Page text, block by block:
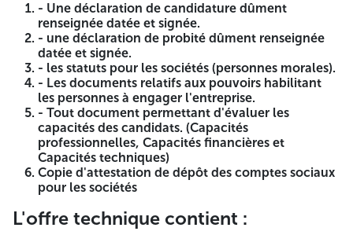
B. P. 78 TIARET 14000. NIF:412020000140056
AVIS D'APPEL D'OFFRE NATIONAL
OUVERT AVEC EXIGENCES DES
CAPACITES MINIMALES
N° :05/UIKT/2026
L'Université Ibn Khaldoun de Tiaret lance un avis d'offre
national ouvert avec exigences des capacités minimales
après l'infructuosité de l'opération: « Acquisition
Tiaret », pour les lots :
- Une déclaration de candidature dûment
renseignée datée et signée.
- une déclaration de probité dûment renseignée
datée et signée.
- les statuts pour les sociétés (personnes morales).
- Les documents relatifs aux pouvoirs habilitant
les personnes à engager l'entreprise.
- Tout document permettant d'évaluer les
capacités des candidats. (Capacités
professionnelles, Capacités financières et
Capacités techniques)
Copie d'attestation de dépôt des comptes sociaux
pour les sociétés
L'offre technique contient :